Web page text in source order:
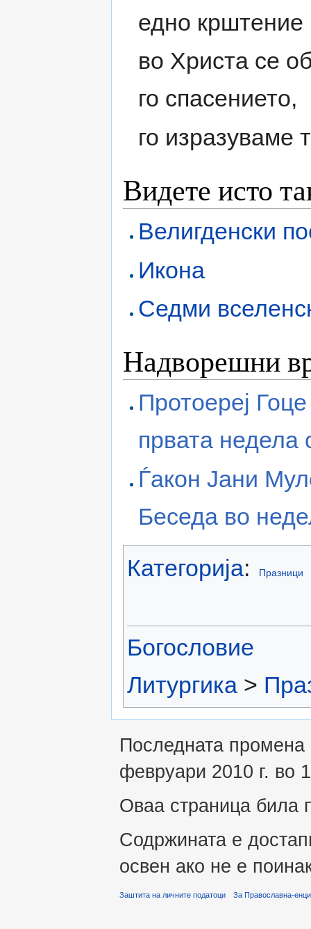
едно крштение
во Христа се
го спасението,
го изразуваме
Видете исто
Велигденски
Икона
Седми
Надворешни
Протоереј
првата недела
Ѓакон Јани
Беседа во
Категорија: Празници
Богословие
Литургика >
Последната
февруари 2010 г. во
Оваа страница била
Содржината е
освен ако не е
Заштита на личните податоци За Православна-